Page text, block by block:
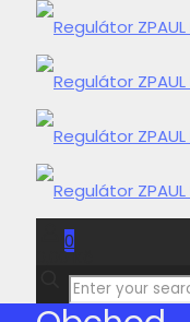
0
0,00 Kč